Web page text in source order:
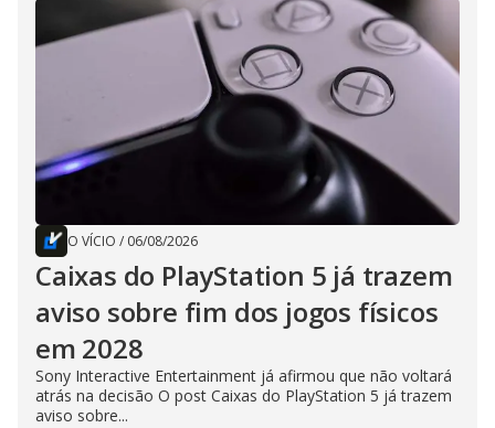
O VÍCIO / 06/08/2026
Caixas do PlayStation 5 já trazem
aviso sobre fim dos jogos físicos
em 2028
Sony Interactive Entertainment já afirmou que não voltará
atrás na decisão O post Caixas do PlayStation 5 já trazem
aviso sobre...